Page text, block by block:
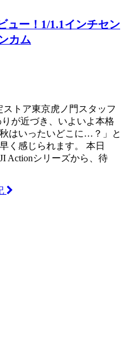
ュー！1/1.1インチセン
カム
トア東京虎ノ門スタッフ
が近づき、いよいよ本格
はいったいどこに…？」と
く感じられます。 本日
Actionシリーズから、待